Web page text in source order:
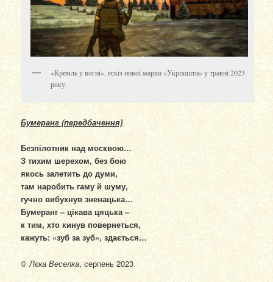
«Кремль у вогні», ескіз нової марки «Укрпошти» у травні 2023
року.
Бумеранг (передбачення)
Безпілотник над москвою…
З тихим шерехом, без бою
якось залетить до думи,
там наробить гаму й шуму,
гучно вибухнув зненацька…
Бумеранг – цікава цяцька –
к тим, хто кинув повернеться,
кажуть: «зуб за зуб», здається…
©Лєка Веселка, серпень 2023